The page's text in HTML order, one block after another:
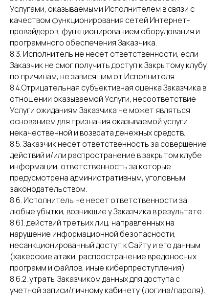
Услугами, оказываемыми Исполнителем в связи с
качеством функционирования сетей Интернет-
провайдеров, функционированием оборудования и
программного обеспечения Заказчика.
8.3. Исполнитель не несет ответственности, если
Заказчик не смог получить доступ к Закрытому клубу
по причинам, не зависящим от Исполнителя.
8.4.Отрицательная субъективная оценка Заказчика в
отношении оказываемой Услуги, несоответствие
Услуги ожиданиям Заказчика не может являться
основанием для признания оказываемой услуги
некачественной и возврата денежных средств.
8.5. Заказчик несет ответственность за совершение
действий и/или распространение в закрытом клубе
информации, ответственность за которые
предусмотрена административным, уголовным
законодательством.
8.6. Исполнитель не несет ответственности за
любые убытки, возникшие у Заказчика в результате:
8.6.1. действий третьих лиц, направленных на
нарушение информационной безопасности,
несанкционированный доступ к Сайту и его данным
(хакерские атаки, распространение вредоносных
программ и файлов, иные киберпреступления);
8.6.2. утраты Заказчиком данных для доступа с
учетной записи/личному кабинету (логина/пароля).